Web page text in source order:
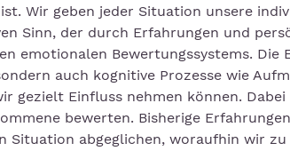
Wir geben jeder Situation unsere
Sinn, der durch Erfahrungen und
emotionalen Bewertungssystems.
auch kognitive Prozesse wie
gezielt Einfluss nehmen können.
bewerten. Bisherige
Situation abgeglichen, woraufhin wir